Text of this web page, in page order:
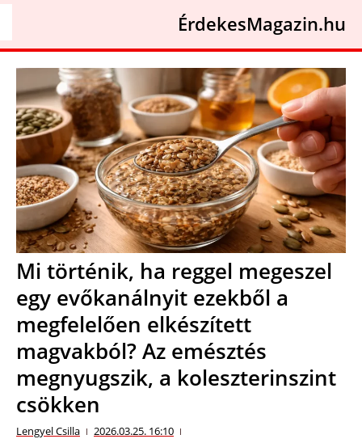
ÉrdekesMagazin.hu
Mi történik, ha reggel megeszel
egy evőkanálnyit ezekből a
megfelelően elkészített
magvakból? Az emésztés
megnyugszik, a koleszterinszint
csökken
Lengyel Csilla
2026.03.25. 16:10